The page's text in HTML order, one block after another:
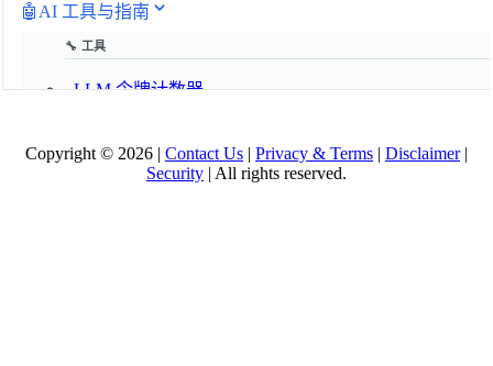
🤖 AI 工具与指南
🔧 工具
LLM 令牌计数器
AI 术语表 2025
Copyright © 2026 | Contact Us | Privacy & Terms | Disclaimer|
Security | All rights reserved.